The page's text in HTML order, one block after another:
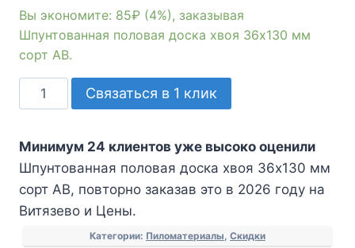
Вы экономите: 85₽ (4%), заказывая
Шпунтованная половая доска хвоя 36х130 мм
сорт АВ.
Количество
товара
половая
доска
хвоя
36х130
Связаться в 1 клик
Минимум 24 клиентов уже высоко оценили
Шпунтованная половая доска хвоя 36х130 мм
сорт АВ, повторно заказав это в 2026 году на
Витязево и Цены.
Категории: Пиломатериалы, Скидки